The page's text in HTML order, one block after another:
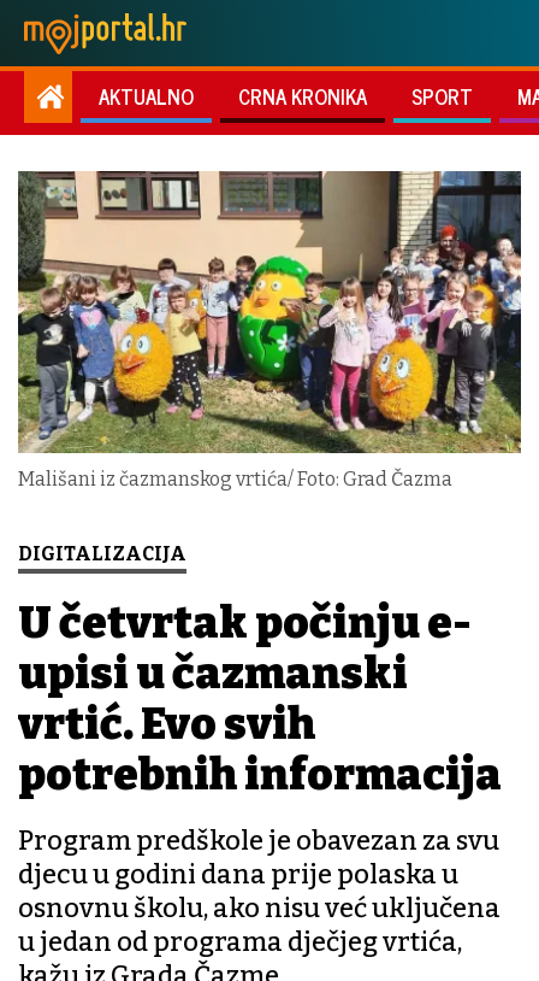
AKTUALNO CRNA KRONIKA SPORT
Mališani iz čazmanskog vrtića/ Foto: Grad Čazma
DIGITALIZACIJA
U četvrtak počinju e-
upisi u čazmanski
vrtić. Evo svih
potrebnih informacija
Program predškole je obavezan za svu
djecu u godini dana prije polaska u
osnovnu školu, ako nisu već uključena
u jedan od programa dječjeg vrtića,